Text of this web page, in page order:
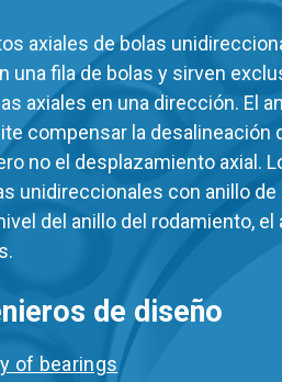
axiales de bolas
una fila de bolas y sirven
axiales en una dirección. El
compensar la desalineación
no el desplazamiento axial.
unidireccionales con anillo de
del anillo del rodamiento, el
de diseño
of bearings